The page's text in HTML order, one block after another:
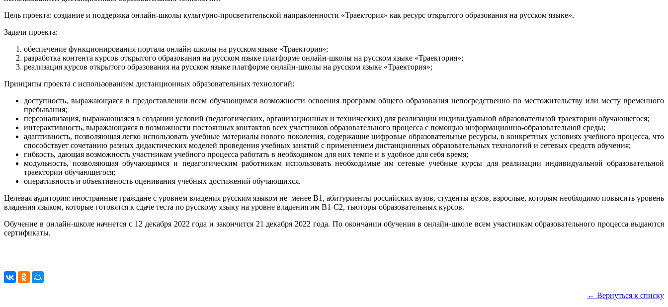
Цель проекта: создание и поддержка онлайн-школы культурно-просветительской направленности «Траектория» как ресурс открытого образования на русском языке».
Задачи проекта:
обеспечение функционирования портала онлайн-школы на русском языке «Траектория»;
разработка контента курсов открытого образования на русском языке платформе онлайн-школы на русском языке «Траектория»;
реализация курсов открытого образования на русском языке платформе онлайн-школы на русском языке «Траектория»;
Принципы проекта с использованием дистанционных образовательных технологий:
доступность, выражающаяся в предоставлении всем обучающимся возможности освоения программ общего образования непосредственно по местожительству или месту временного
пребывания;
персонализация, выражающаяся в создании условий (педагогических, организационных и технических) для реализации индивидуальной образовательной траектории обучающегося;
интерактивность, выражающаяся в возможности постоянных контактов всех участников образовательного процесса с помощью информационно-образовательной среды;
адаптивность, позволяющая легко использовать учебные материалы нового поколения, содержащие цифровые образовательные ресурсы, в конкретных условиях учебного процесса, что
способствует сочетанию разных дидактических моделей проведения учебных занятий с применением дистанционных образовательных технологий и сетевых средств обучения;
гибкость, дающая возможность участникам учебного процесса работать в необходимом для них темпе и в удобное для себя время;
модульность, позволяющая обучающимся и педагогическим работникам использовать необходимые им сетевые учебные курсы для реализации индивидуальной образовательной
траектории обучающегося;
оперативность и объективность оценивания учебных достижений обучающихся.
Целевая аудитория: иностранные граждане с уровнем владения русским языком не менее B1, абитуриенты российских вузов, студенты вузов, взрослые, которым необходимо повысить уровень
владения языком, которые готовятся к сдаче теста по русскому языку на уровне владения им B1-C2, тьюторы образовательных курсов.
Обучение в онлайн-школе начнется с 12 декабря 2022 года и закончится 21 декабря 2022 года. По окончании обучения в онлайн-школе всем участникам образовательного процесса выдаются
сертификаты.
← Вернуться к списку